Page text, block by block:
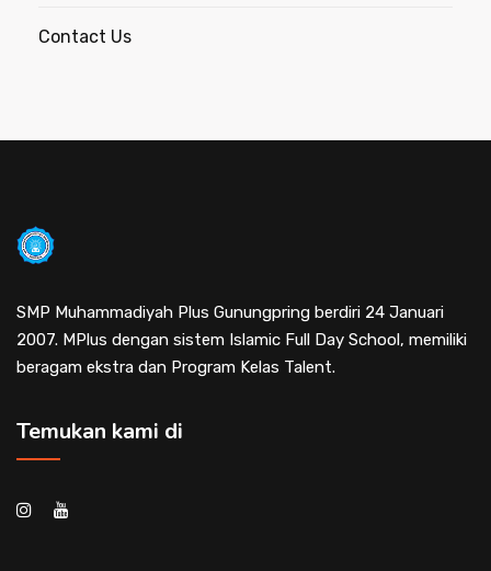
Contact Us
SMP Muhammadiyah Plus Gunungpring berdiri 24 Januari
2007. MPlus dengan sistem Islamic Full Day School, memiliki
beragam ekstra dan Program Kelas Talent.
Temukan kami di